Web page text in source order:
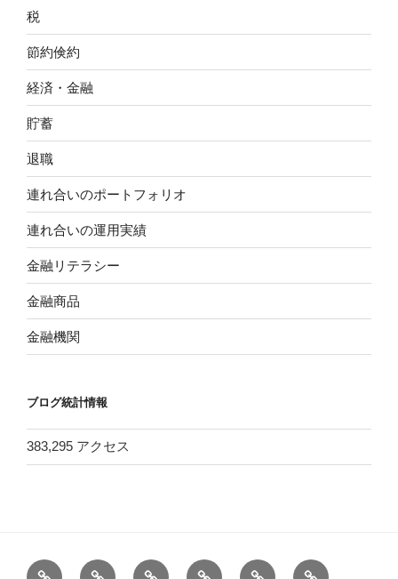
税
節約倹約
経済・金融
貯蓄
退職
連れ合いのポートフォリオ
連れ合いの運用実績
金融リテラシー
金融商品
金融機関
ブログ統計情報
383,295 アクセス
ホ バ ＜ ＜ 膨 健